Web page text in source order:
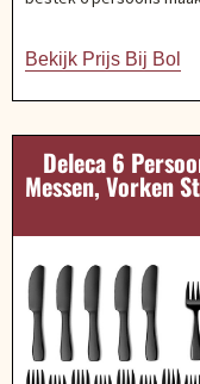
Bekijk Prijs Bij Bol
Deleca 6
Messen, Vorken